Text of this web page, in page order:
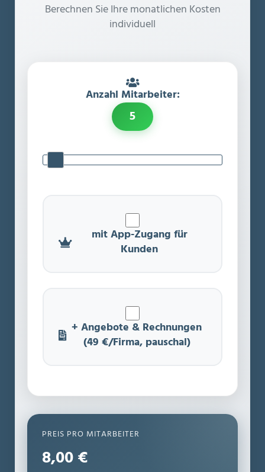
Berechnen Sie Ihre monatlichen Kosten
individuell
Anzahl Mitarbeiter:
5
mit App-Zugang für
Kunden
+ Angebote & Rechnungen
(49 €/Firma, pauschal)
PREIS PRO MITARBEITER
8,00€